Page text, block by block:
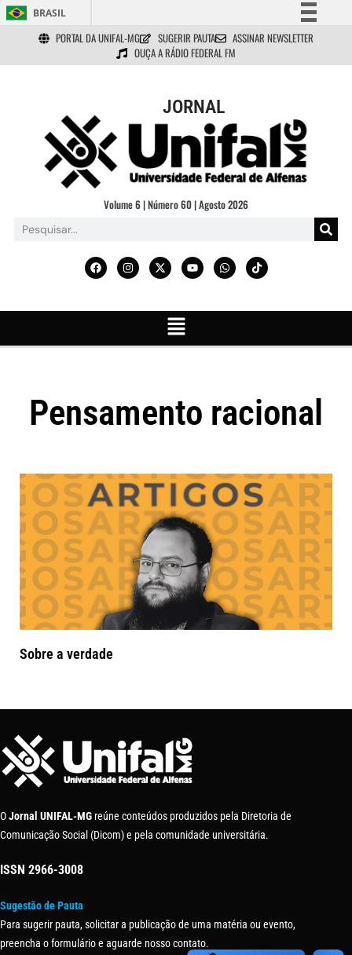
BRASIL
Simplifique!
Comunica BR
Acesso à informação
Legislação
Canais
PORTAL DA UNIFAL-MG SUGERIR PAUTA
ASSINAR NEWSLETTER
OUÇA A RÁDIO FEDERAL FM
JORNAL
Volume 6 | Número 60 | Agosto 2026
Pensamento racional
Sobre a verdade
OJornal UNIFAL-MG reúne conteúdos produzidos pela Diretoria de
Comunicação Social (Dicom) e pela comunidade universitária.
ISSN 2966-3008
Sugestão de Pauta
Para sugerir pauta, solicitar a publicação de uma matéria ou evento,
preencha o formulário e aguarde nosso contato.